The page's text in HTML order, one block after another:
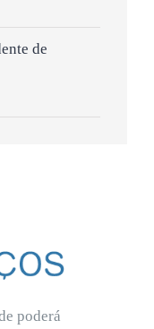
de
poderá